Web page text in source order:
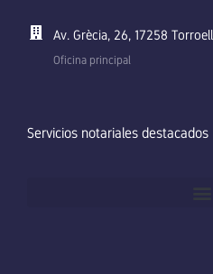
Av. Grècia, 26, 17258
Oficina principal
Servicios notariales destacados